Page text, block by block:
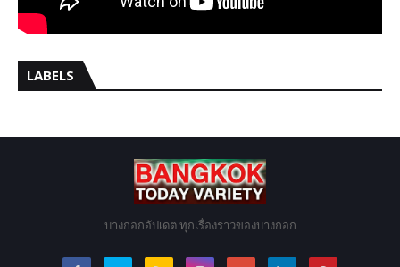
LABELS
บางกอกอัปเดต ทุกเรื่องราวของบางกอก